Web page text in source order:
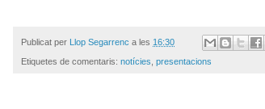
Publicat per Llop Segarrenc a les 16:30
Etiquetes de comentaris: notícies presentacions